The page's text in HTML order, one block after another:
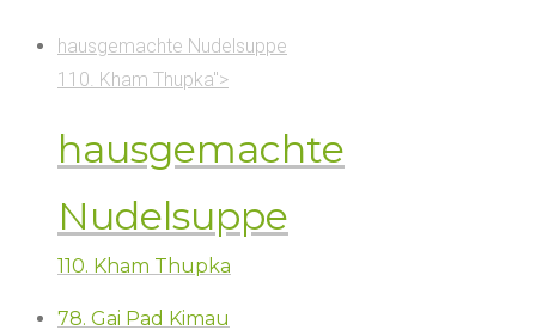
hausgemachte Nudelsuppe
110. Kham Thupka">
hausgemachte
Nudelsuppe
110. Kham Thupka
78. Gai Pad Kimau